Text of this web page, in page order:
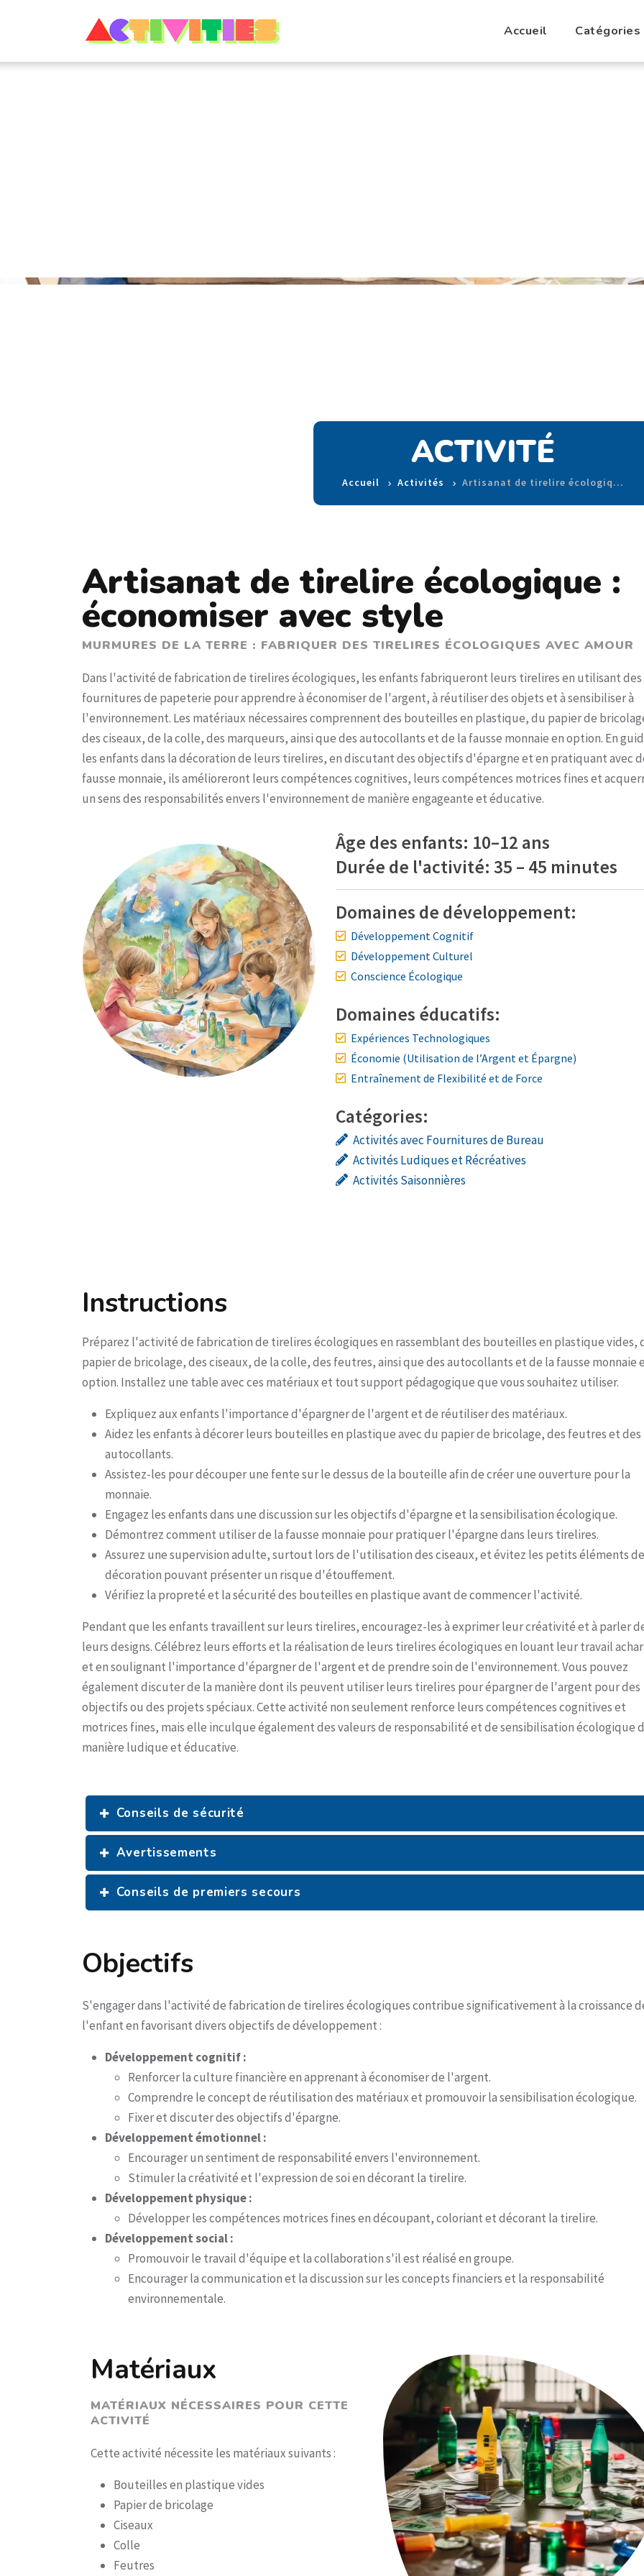
Accueil Catégories
ACTIVITÉ
Accueil Activités Artisanat de tirelire écologiq…
Artisanat de tirelire écologique :
économiser avec style
MURMURES DE LA TERRE : FABRIQUER DES TIRELIRES ÉCOLOGIQUES AVEC AMOUR
Dans l'activité de fabrication de tirelires écologiques, les enfants fabriqueront leurs tirelires en utilisant des
fournitures de papeterie pour apprendre à économiser de l'argent, à réutiliser des objets et à sensibiliser à
l'environnement. Les matériaux nécessaires comprennent des bouteilles en plastique, du papier de
des ciseaux, de la colle, des marqueurs, ainsi que des autocollants et de la fausse monnaie en option. En
les enfants dans la décoration de leurs tirelires, en discutant des objectifs d'épargne et en pratiquant avec
fausse monnaie, ils amélioreront leurs compétences cognitives, leurs compétences motrices fines et
un sens des responsabilités envers l'environnement de manière engageante et éducative.
Âge des enfants: 10–12 ans
Durée de l'activité: 35 – 45 minutes
Domaines de développement:
Développement Cognitif
Développement Culturel
Conscience Écologique
Domaines éducatifs:
Expériences Technologiques
Économie (Utilisation de l’Argent et Épargne)
Entraînement de Flexibilité et de Force
Catégories:
Activités avec Fournitures de Bureau
Activités Ludiques et Récréatives
Activités Saisonnières
Instructions
Préparez l'activité de fabrication de tirelires écologiques en rassemblant des bouteilles en plastique vides,
papier de bricolage, des ciseaux, de la colle, des feutres, ainsi que des autocollants et de la fausse monnaie
option. Installez une table avec ces matériaux et tout support pédagogique que vous souhaitez utiliser.
Expliquez aux enfants l'importance d'épargner de l'argent et de réutiliser des matériaux.
Aidez les enfants à décorer leurs bouteilles en plastique avec du papier de bricolage, des feutres et des
autocollants.
Assistez-les pour découper une fente sur le dessus de la bouteille afin de créer une ouverture pour la
monnaie.
Engagez les enfants dans une discussion sur les objectifs d'épargne et la sensibilisation écologique.
Démontrez comment utiliser de la fausse monnaie pour pratiquer l'épargne dans leurs tirelires.
Assurez une supervision adulte, surtout lors de l'utilisation des ciseaux, et évitez les petits éléments de
décoration pouvant présenter un risque d'étouffement.
Vérifiez la propreté et la sécurité des bouteilles en plastique avant de commencer l'activité.
Pendant que les enfants travaillent sur leurs tirelires, encouragez-les à exprimer leur créativité et à parler
leurs designs. Célébrez leurs efforts et la réalisation de leurs tirelires écologiques en louant leur travail
et en soulignant l'importance d'épargner de l'argent et de prendre soin de l'environnement. Vous pouvez
également discuter de la manière dont ils peuvent utiliser leurs tirelires pour épargner de l'argent pour des
objectifs ou des projets spéciaux. Cette activité non seulement renforce leurs compétences cognitives et
motrices fines, mais elle inculque également des valeurs de responsabilité et de sensibilisation écologique
manière ludique et éducative.
Conseils de sécurité
Avertissements
Conseils de premiers secours
Objectifs
S'engager dans l'activité de fabrication de tirelires écologiques contribue significativement à la croissance
l'enfant en favorisant divers objectifs de développement :
Développement cognitif :
Renforcer la culture financière en apprenant à économiser de l'argent.
Comprendre le concept de réutilisation des matériaux et promouvoir la sensibilisation écologique.
Fixer et discuter des objectifs d'épargne.
Développement émotionnel :
Encourager un sentiment de responsabilité envers l'environnement.
Stimuler la créativité et l'expression de soi en décorant la tirelire.
Développement physique :
Développer les compétences motrices fines en découpant, coloriant et décorant la tirelire.
Développement social :
Promouvoir le travail d'équipe et la collaboration s'il est réalisé en groupe.
Encourager la communication et la discussion sur les concepts financiers et la responsabilité
environnementale.
Matériaux
MATÉRIAUX NÉCESSAIRES POUR CETTE
ACTIVITÉ
Cette activité nécessite les matériaux suivants :
Bouteilles en plastique vides
Papier de bricolage
Ciseaux
Colle
Feutres